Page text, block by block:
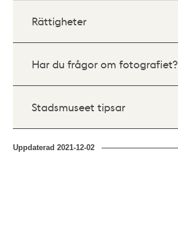
Rättigheter
Har du frågor om fotografiet?
Stadsmuseet tipsar
Uppdaterad2021-12-02